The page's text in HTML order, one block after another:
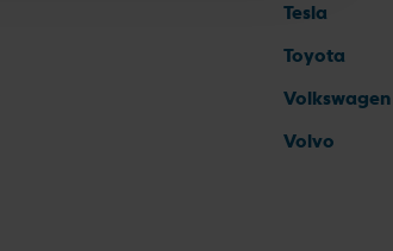
Tesla
Toyota
Volkswagen
Volvo